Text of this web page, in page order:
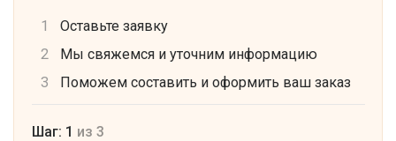
Оставьте заявку
Мы свяжемся и уточним информацию
Поможем составить и оформить ваш заказ
Шаг: 1 из 3